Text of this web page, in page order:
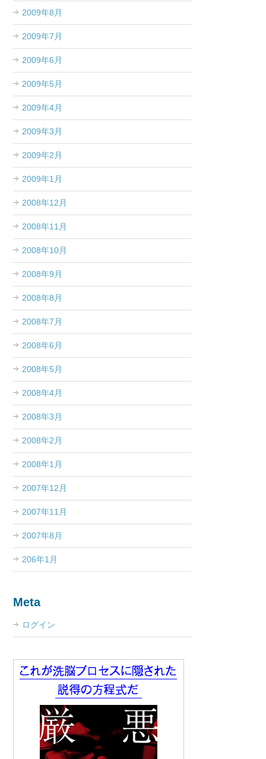
2009年8月
2009年7月
2009年6月
2009年5月
2009年4月
2009年3月
2009年2月
2009年1月
2008年12月
2008年11月
2008年10月
2008年9月
2008年8月
2008年7月
2008年6月
2008年5月
2008年4月
2008年3月
2008年2月
2008年1月
2007年12月
2007年11月
2007年8月
206年1月
Meta
ログイン